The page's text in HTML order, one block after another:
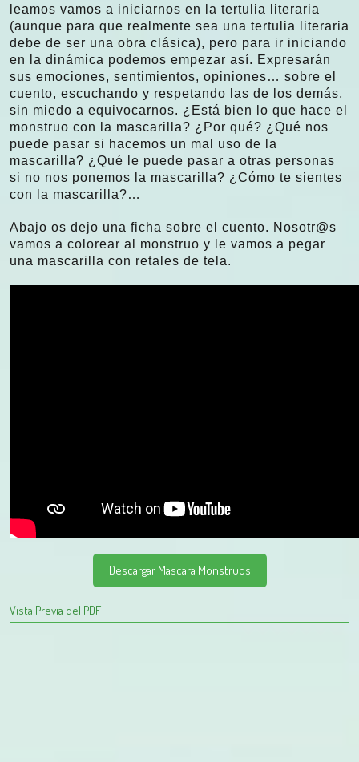
leamos vamos a iniciarnos en la tertulia literaria
(aunque para que realmente sea una tertulia literaria
debe de ser una obra clásica), pero para ir iniciando
en la dinámica podemos empezar así. Expresarán
sus emociones, sentimientos, opiniones… sobre el
cuento, escuchando y respetando las de los demás,
sin miedo a equivocarnos. ¿Está bien lo que hace el
monstruo con la mascarilla? ¿Por qué? ¿Qué nos
puede pasar si hacemos un mal uso de la
mascarilla? ¿Qué le puede pasar a otras personas
si no nos ponemos la mascarilla? ¿Cómo te sientes
con la mascarilla?…
Abajo os dejo una ficha sobre el cuento. Nosotr@s
vamos a colorear al monstruo y le vamos a pegar
una mascarilla con retales de tela.
Descargar Mascara Monstruos
Vista Previa del PDF